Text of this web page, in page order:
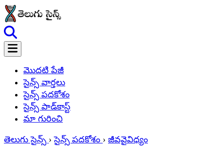
మొదటి పేజీ
సైన్స్ వార్తలు
సైన్స్ పదకోశం
సైన్స్ పాడ్‌కాస్ట్
మా గురించి
తెలుగు సైన్స్ › సైన్స్ పదకోశం › జీవవైవిధ్యం